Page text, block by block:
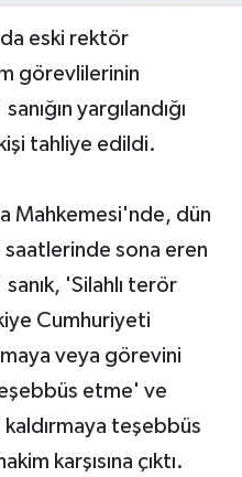
eski rektör
görevlilerinin
yargılandığı
tahliye edildi.
Mahkemesi'nde, dün
saatlerinde sona eren
'Silahlı terör
Cumhuriyeti
veya görevini
etme' ve
teşebbüs
karşısına çıktı.